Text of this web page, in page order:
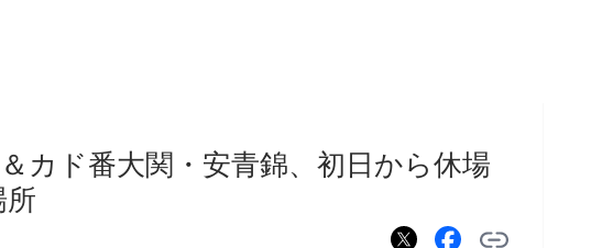
カド番大関・安青錦、初日から休場
所